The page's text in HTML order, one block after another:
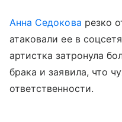
Анна Седокова резко
атаковали ее в
артистка затронула
брака и заявила, что
ответственности.